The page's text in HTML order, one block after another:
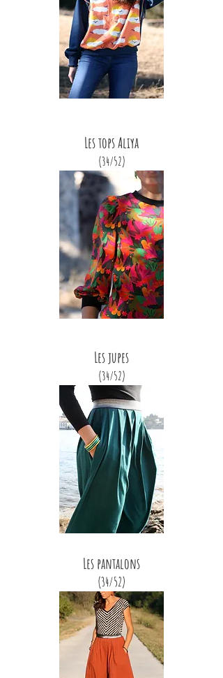
Les tops Aliya
(34/52)
Les jupes
(34/52)
Les pantalons
(34/52)